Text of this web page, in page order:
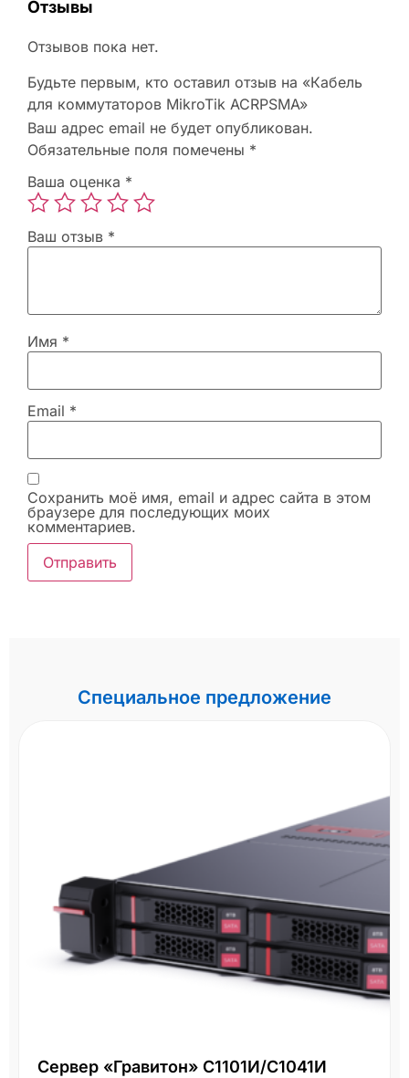
Отзывы
Отзывов пока нет.
Будьте первым, кто оставил отзыв на «Кабель
для коммутаторов MikroTik ACRPSMA»
Ваш адрес email не будет опубликован.
Обязательные поля помечены *
Ваша оценка *
Ваш отзыв *
Имя *
Email *
Сохранить моё имя, email и адрес сайта в этом
браузере для последующих моих
комментариев.
Специальное предложение
Сервер «Гравитон» С1101И/С1041И